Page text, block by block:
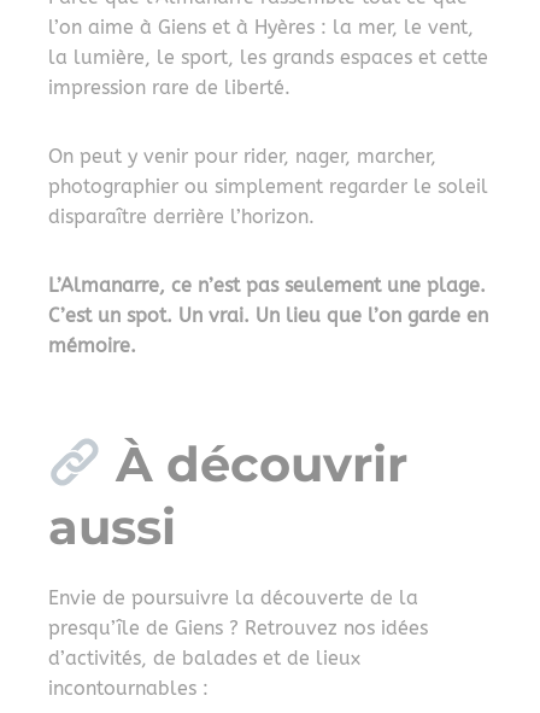
l’on aime à Giens et à Hyères : la mer, le vent,
la lumière, le sport, les grands espaces et cette
impression rare de liberté.
On peut y venir pour rider, nager, marcher,
photographier ou simplement regarder le soleil
disparaître derrière l’horizon.
L’Almanarre, ce n’est pas seulement une plage.
C’est un spot. Un vrai. Un lieu que l’on garde en
mémoire.
À découvrir
aussi
Envie de poursuivre la découverte de la
presqu’île de Giens ? Retrouvez nos idées
d’activités, de balades et de lieux
incontournables :